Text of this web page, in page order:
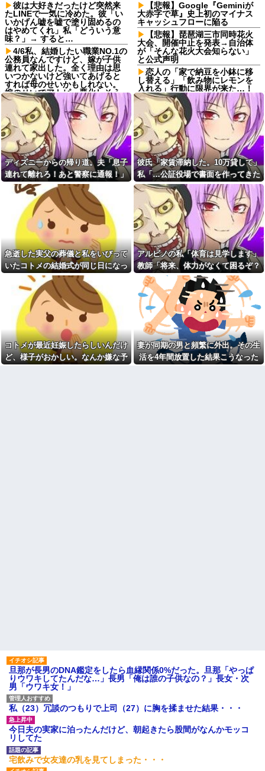
彼は大好きだったけど突然来
たLINEで一気に冷めた。彼「い
いかげん嘘を嘘で塗り固めるの
はやめてくれ」私「どういう意
味？」→ すると…
4/6私、結婚したい職業NO.1の
公務員なんですけど、嫁が子供
連れて家出した。全く理由は思
いつかないけど強いてあげると
すれば母のせいかもしれない。
嫁のせいでアトピー悪化しそう
→
彼女がアイスコーヒーを作っ
てくれたんだけど、その作り方
が貧乏くさくて冷めた・・・
主人の通帳を見たら、１０年
間仕送りしている女性がいた。
主人に問い詰めたら、白状して...
レス半年で妻の胸が小さくな
った。だが突然・・・
俺「土日は鬼ごっこしよ
う！」息子「うん！」→足が遅
かった息子と本気で遊び続けた
10年後…
17歳の女です。自分があまり
にも性格がねじ曲がっていてど
う矯正したらいいのか分かりま
せん
親をCOしホッとした。母の貶
しがない日ってこんなに笑顔で
子供の相手ができるんだ
ディズニーからの帰り道。夫
「息子連れて離れろ！あと警察
に通報！」私「助けて！」駅員
「どうしました！？」→トンデ
モナイことに…
【衝撃】ジャンポケ斉藤の妻
さん、夫の求刑7年翌日に
Instagram更新しSNS民をザワつ
かせてしまう…
タ
後続車にクラクションを鳴ら
され彼氏が逆切れ。「何クラク
ション鳴らしてんだ！降りてこ
いよ！」と怒鳴りだし...
【衝撃】報酬100万円超の治験
募集がこちらｗｗｗｗｗ(※画像
あり)
【ネット騒然】惨殺されたタ
ワマン頂き女子のこの動画、す
げえええええｗｗｗｗｗｗｗｗ
ｗｗｗ
【悲報】Google『Geminiが
大赤字で草』史上初のマイナス
キャッシュフローに陥る
【悲報】琵琶湖三市同時花火
大会、開催中止を発表→自治体
が「そんな花火大会知らない」
と公式声明
恋人の「家で納豆を小鉢に移
し替える」「飲み物にレモンを
入れる」行動に限界が来た…！
外では普通なのに、家だとペッ
トボトルからグラスに移したり
ストローを使う謎の「丁寧な暮
らし」感が無理ｗｗｗ
人類史上最高の優れた発明
は？
【悲報】花火大会、詐欺扱い
され大炎上中！琵琶湖三市とも
「知らない」と公式声明⇒！
「残業＝悪」と決めつける風
潮にブチ切れ！割増手当で稼げ
るボーナスタイムなのに「残業
ゼロ」を押し付けて人の収入ま
で減らすな！残業したくない奴
は勝手に定時で帰ればいいだ
ろ！！
【乞食速報】ピカチュウさ
ん、大量に「半額」になってし
まうｗｗｗｗｗ他
ものすごく混んでるコンビニ
に中年の女性が子供3人を店内に
放牧。店内を走り回ってものを
落としたりしても「こらーだめ
よー買わないよー」の声かけだ
け
姪「結婚しても子供は産まな
い」私「どうして？」→理由を
聞いてみると、思わず少子化の
現実を考えさせられて…
【唖然】浮気バレた旦那が嫁
ディズニーからの帰り道。夫「息子
連れて離れろ！あと警察に通報！」
私「助けて！」駅員「どうしまし
た！？」→トンデモナイことに…
彼氏「家賃滞納した。10万貸して」
私「…公証役場で書面を作ってきた
ら考える」→結果・・・
急逝した実父の葬儀と私をいびって
いたコトメの結婚式が同じ日になっ
てしまった。無理にでも来いと言わ
れてしまい...
アルビノの私「体育は見学します」
教師「将来、体力がなくて困るぞ？
我慢して走れ！」→結果、膝を痛め
て・・・
コトメが最近妊娠したらしいんだけ
ど、様子がおかしい。なんか嫌な予
妻が同期の男と頻繁に外出。その生
活を4年間放置した結果こうなった
旦那が長男のDNA鑑定をしたら血縁関係0%だった。旦那「やっぱ
りウワキしてたんだな…」長男「俺は誰の子供なの？」長女・次
男「ウワキ女！」
私（23）冗談のつもりで上司（27）に胸を揉ませた結果・・・
今日夫の実家に泊ったんだけど、朝起きたら股間がなんかモッコ
リしてた
宅飲みで女友達の乳を見てしまった・・・